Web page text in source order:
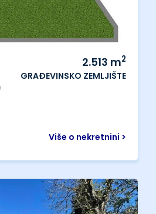
2.513 m2
GRAĐEVINSKO ZEMLJIŠTE
Više o nekretnini >